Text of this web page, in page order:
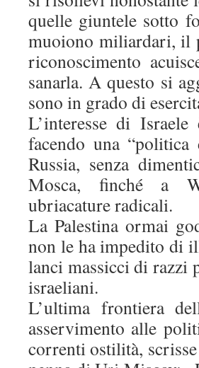
quelle giuntele sotto
muoiono miliardari, il
riconoscimento
sanarla. A questo si
sono in grado di
L’interesse di
facendo una
Russia, senza
Mosca, finché a
ubriacature radicali.
La Palestina ormai
non le ha impedito di
lanci massicci di razzi
israeliani.
L’ultima frontiera
asservimento alle
correnti ostilità,